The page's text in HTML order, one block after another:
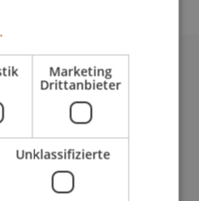
Marketing
Drittanbieter
Unklassifizierte